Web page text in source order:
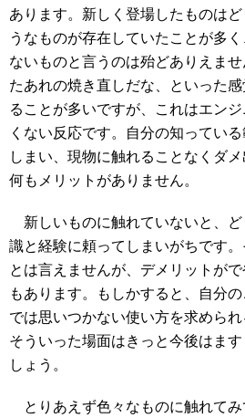
あります。新しく登場したものは
うなものが存在していたことが多
ないものと言うのは殆どありえま
たあれの焼き直しだな、といった
ることが多いですが、これはエン
くない反応です。自分の知ってい
しまい、現物に触れることなくダ
何もメリットがありません。
新しいものに触れていないと、ど
識と経験に頼ってしまいがちです
とは言えませんが、デメリットが
もあります。もしかすると、自分
では思いつかない使い方を求められ
そういった場面はきっと今後はま
しょう。
とりあえず色々なものに触れて